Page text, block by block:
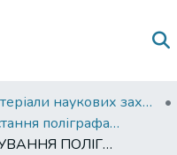
Матеріали наукових заходів
Використання поліграфа в правоохоронній діяльності: проблеми та перспективи
ЗАСТОСУВАННЯ ПОЛІГРАФА ПІД ЧАС ВИЗНАЧЕННЯ МІРИ ЗАПОБІЖНОГО ЗАХОДУ